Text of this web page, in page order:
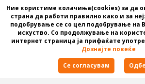
СОФТВЕР ЗА АГЕНЦИИ ЗА НЕДВИЖНИНИ
STUDIO2026
Правила за
Ние користиме колачиња(cookies) за да
страна да работи правилно како и за
подобрување се со цел подобрување на
искуство. Со продолжување на
интернет страница ја прифаќате
Дознајте повеќе
Се согласувам